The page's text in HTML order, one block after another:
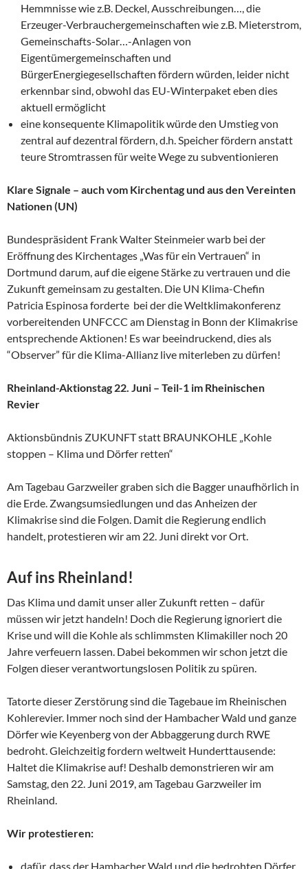
Hemmnisse wie z.B. Deckel, Ausschreibungen…, die
Erzeuger-Verbrauchergemeinschaften wie z.B. Mieterstrom,
Gemeinschafts-Solar…-Anlagen von
Eigentümergemeinschaften und
BürgerEnergiegesellschaften fördern würden, leider nicht
erkennbar sind, obwohl das EU-Winterpaket eben dies
aktuell ermöglicht
eine konsequente Klimapolitik würde den Umstieg von
zentral auf dezentral fördern, d.h. Speicher fördern anstatt
teure Stromtrassen für weite Wege zu subventionieren
Klare Signale – auch vom Kirchentag und aus den Vereinten
Nationen (UN)
Bundespräsident Frank Walter Steinmeier warb bei der
Eröffnung des Kirchentages „Was für ein Vertrauen“ in
Dortmund darum, auf die eigene Stärke zu vertrauen und die
Zukunft gemeinsam zu gestalten. Die UN Klima-Chefin
Patricia Espinosa forderte bei der die Weltklimakonferenz
vorbereitenden UNFCCC am Dienstag in Bonn der Klimakrise
entsprechende Aktionen! Es war beeindruckend, dies als
“Observer” für die Klima-Allianz live miterleben zu dürfen!
Rheinland-Aktionstag 22. Juni – Teil-1 im Rheinischen
Revier
Aktionsbündnis ZUKUNFT statt BRAUNKOHLE „Kohle
stoppen – Klima und Dörfer retten“
Am Tagebau Garzweiler graben sich die Bagger unaufhörlich in
die Erde. Zwangsumsiedlungen und das Anheizen der
Klimakrise sind die Folgen. Damit die Regierung endlich
handelt, protestieren wir am 22. Juni direkt vor Ort.
Auf ins Rheinland!
Das Klima und damit unser aller Zukunft retten – dafür
müssen wir jetzt handeln! Doch die Regierung ignoriert die
Krise und will die Kohle als schlimmsten Klimakiller noch 20
Jahre verfeuern lassen. Dabei bekommen wir schon jetzt die
Folgen dieser verantwortungslosen Politik zu spüren.
Tatorte dieser Zerstörung sind die Tagebaue im Rheinischen
Kohlerevier. Immer noch sind der Hambacher Wald und ganze
Dörfer wie Keyenberg von der Abbaggerung durch RWE
bedroht. Gleichzeitig fordern weltweit Hunderttausende:
Haltet die Klimakrise auf! Deshalb demonstrieren wir am
Samstag, den 22. Juni 2019, am Tagebau Garzweiler im
Rheinland.
Wir protestieren:
dafür, dass der Hambacher Wald und die bedrohten Dörfer